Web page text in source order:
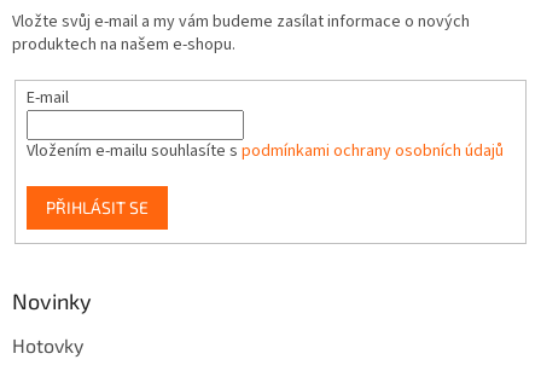
Vložte svůj e-mail a my vám budeme zasílat informace o nových
produktech na našem e-shopu.
E-mail
Vložením e-mailu souhlasíte s podmínkami ochrany osobních údajů
PŘIHLÁSIT SE
Novinky
Hotovky